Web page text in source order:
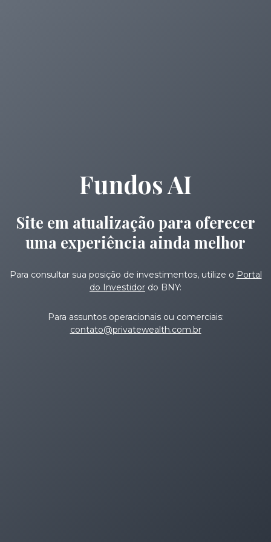
Fundos AI
Site em atualização para oferecer
uma experiência ainda melhor
Para consultar sua posição de investimentos, utilize o Portal
do Investidor do BNY:
Para assuntos operacionais ou comerciais:
contato@privatewealth.com.br